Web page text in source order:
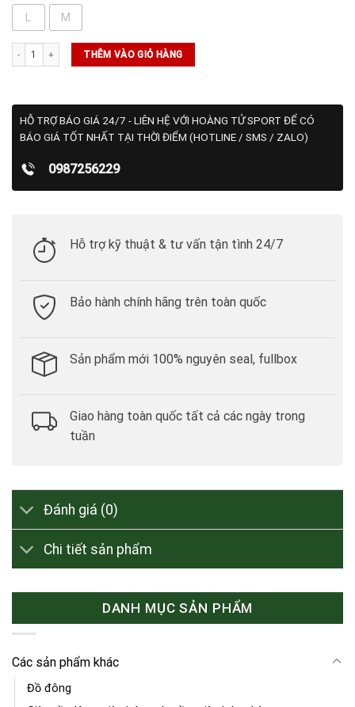
L M
Quần Adidas Must Have Short (EB5260) số lượng
THÊM VÀO GIỎ HÀNG
HỖ TRỢ BÁO GIÁ 24/7 - LIÊN HỆ VỚI HOÀNG TỬ SPORT ĐỂ CÓ
BÁO GIÁ TỐT NHẤT TẠI THỜI ĐIỂM (HOTLINE / SMS / ZALO)
0987256229
Hỗ trợ kỹ thuật & tư vấn tận tình 24/7
Bảo hành chính hãng trên toàn quốc
Sản phẩm mới 100% nguyên seal, fullbox
Giao hàng toàn quốc tất cả các ngày trong
tuần
Đánh giá (0)
Chi tiết sản phẩm
DANH MỤC SẢN PHẨM
Các sản phẩm khác
Đồ đông